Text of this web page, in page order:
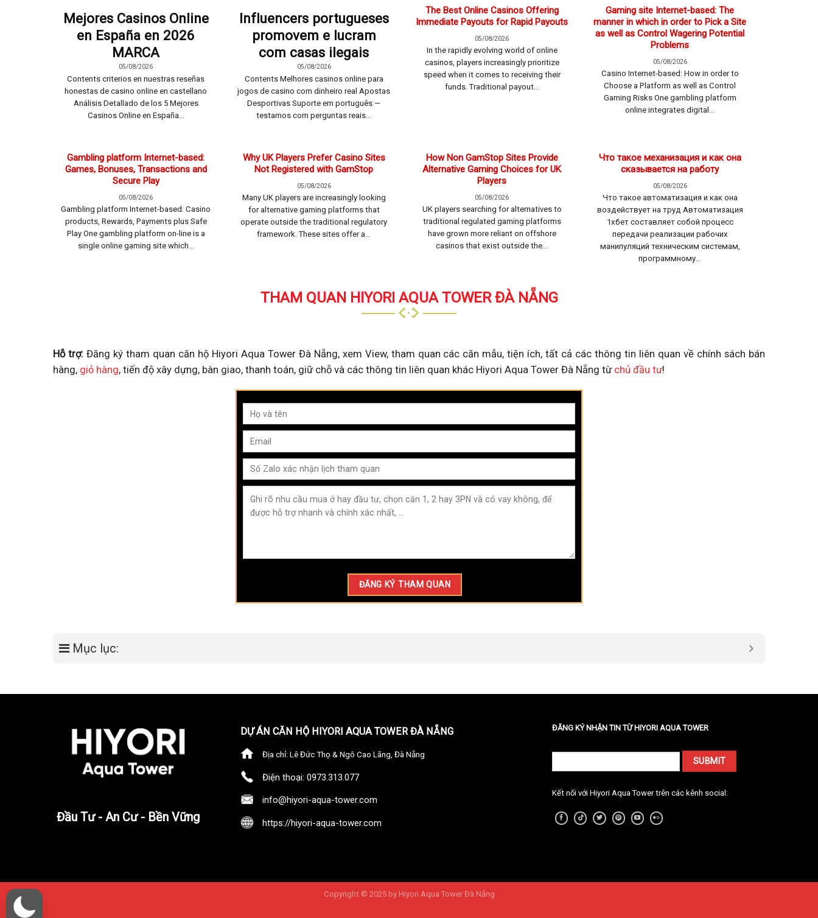
Mejores Casinos Online
en España en 2026
MARCA
05/08/2026
Contents criterios en nuestras reseñas
honestas de casino online en castellano
Análisis Detallado de los 5 Mejores
Casinos Online en España...
Influencers portugueses
promovem e lucram
com casas ilegais
05/08/2026
Contents Melhores casinos online para
jogos de casino com dinheiro real Apostas
Desportivas Suporte em português —
testamos com perguntas reais...
The Best Online Casinos Offering
Immediate Payouts for Rapid Payouts
05/08/2026
In the rapidly evolving world of online
casinos, players increasingly prioritize
speed when it comes to receiving their
funds. Traditional payout...
Gaming site Internet-based: The
manner in which in order to Pick a Site
as well as Control Wagering Potential
Problems
05/08/2026
Casino Internet-based: How in order to
Choose a Platform as well as Control
Gaming Risks One gambling platform
online integrates digital...
Gambling platform Internet-based:
Games, Bonuses, Transactions and
Secure Play
05/08/2026
Gambling platform Internet-based: Casino
products, Rewards, Payments plus Safe
Play One gambling platform on-line is a
single online gaming site which...
Why UK Players Prefer Casino Sites
Not Registered with GamStop
05/08/2026
Many UK players are increasingly looking
for alternative gaming platforms that
operate outside the traditional regulatory
framework. These sites offer a...
How Non GamStop Sites Provide
Alternative Gaming Choices for UK
Players
05/08/2026
UK players searching for alternatives to
traditional regulated gaming platforms
have grown more reliant on offshore
casinos that exist outside the...
Что такое механизация и как она
сказывается на работу
05/08/2026
Что такое автоматизация и как она
воздействует на труд Автоматизация
1хбет составляет собой процесс
передачи реализации рабочих
манипуляций техническим системам,
программному...
THAM QUAN HIYORI AQUA TOWER ĐÀ NẴNG
Hỗ trợ:Đăng ký tham quan căn hộ Hiyori Aqua Tower Đà Nẵng, xem View, tham quan các căn mẫu, tiện ích, tất cả các thông tin liên quan về chính sách bán
hàng, giỏ hàng, tiến độ xây dựng, bàn giao, thanh toán, giữ chỗ và các thông tin liên quan khác Hiyori Aqua Tower Đà Nẵng từ chủ đầu tư!
Mục lục:
Đầu Tư - An Cư - Bền Vững
DỰ ÁN CĂN HỘ HIYORI AQUA TOWER ĐÀ NẴNG
Địa chỉ: Lê Đức Thọ & Ngô Cao Lãng, Đà Nẵng
Điện thoại: 0973.313.077
info@hiyori-aqua-tower.com
https://hiyori-aqua-tower.com
ĐĂNG KÝ NHẬN TIN TỪ HIYORI AQUA TOWER
Kết nối với Hiyori Aqua Tower trên các kênh social:
Copyright © 2025 by Hiyori Aqua Tower Đà Nẵng